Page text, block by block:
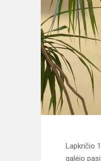
Lapkričio
galėjo